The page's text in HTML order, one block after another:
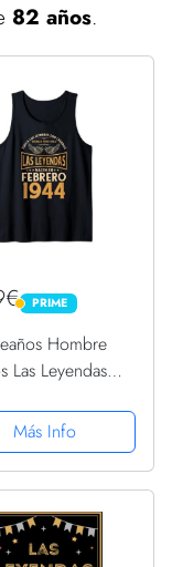
82 años.
PRIME
PRIME
Hombre
Las Leyendas
Más Info